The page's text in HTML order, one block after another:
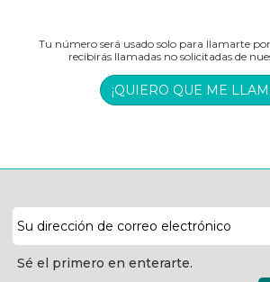
Tu número será usado solo para llamarte
recibirás llamadas no solicitadas de
¡QUIERO QUE ME
de
correo
electrónico
Sé el primero en enterarte.